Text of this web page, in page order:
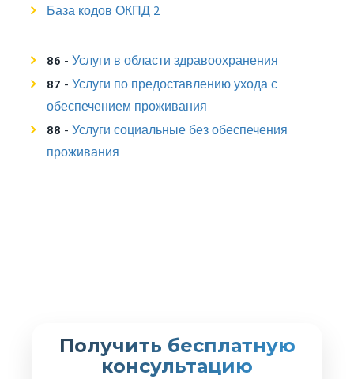
База кодов ОКПД 2
86 -Услуги в области здравоохранения
87 -Услуги по предоставлению ухода с
обеспечением проживания
88 -Услуги социальные без обеспечения
проживания
Получить бесплатную
консультацию